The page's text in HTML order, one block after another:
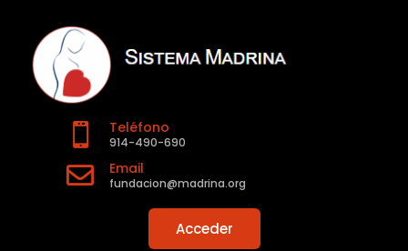
 Teléfono
914-490-690
 Email
fundacion@madrina.org
Acceder